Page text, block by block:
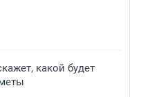
какой будет